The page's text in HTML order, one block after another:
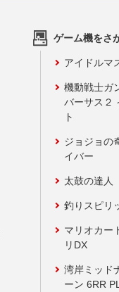
ゲーム機をさ
アイドルマ
機動戦士ガ
バーサス２
ト
ジョジョの
イバー
太鼓の達人
釣りスピリ
マリオカー
リDX
湾岸ミッド
ーン 6RR